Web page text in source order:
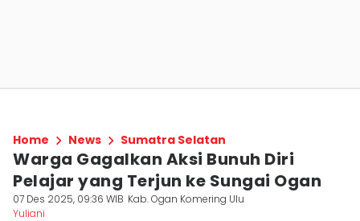
Home News Sumatra Selatan
Warga Gagalkan Aksi Bunuh Diri
Pelajar yang Terjun ke Sungai Ogan
07 Des 2025, 09:36 WIB Kab. Ogan Komering Ulu
Yuliani